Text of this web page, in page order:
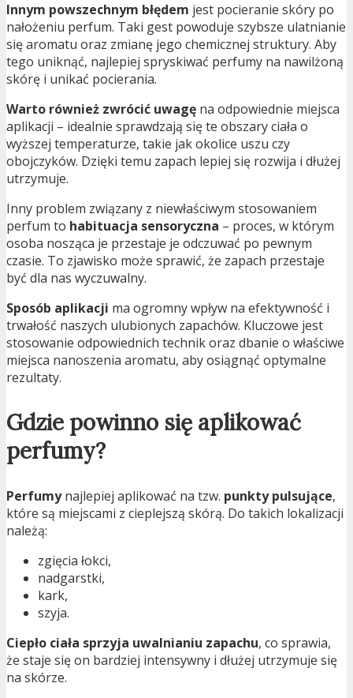
Innym powszechnym błędem jest pocieranie skóry po
nałożeniu perfum. Taki gest powoduje szybsze ulatnianie
się aromatu oraz zmianę jego chemicznej struktury. Aby
tego uniknąć, najlepiej spryskiwać perfumy na nawilżoną
skórę i unikać pocierania.
Warto również zwrócić uwagę na odpowiednie miejsca
aplikacji – idealnie sprawdzają się te obszary ciała o
wyższej temperaturze, takie jak okolice uszu czy
obojczyków. Dzięki temu zapach lepiej się rozwija i dłużej
utrzymuje.
Inny problem związany z niewłaściwym stosowaniem
perfum to habituacja sensoryczna – proces, w którym
osoba nosząca je przestaje je odczuwać po pewnym
czasie. To zjawisko może sprawić, że zapach przestaje
być dla nas wyczuwalny.
Sposób aplikacji ma ogromny wpływ na efektywność i
trwałość naszych ulubionych zapachów. Kluczowe jest
stosowanie odpowiednich technik oraz dbanie o właściwe
miejsca nanoszenia aromatu, aby osiągnąć optymalne
rezultaty.
Gdzie powinno się aplikować
perfumy?
Perfumynajlepiej aplikować na tzw. punkty pulsujące,
które są miejscami z cieplejszą skórą. Do takich lokalizacji
należą:
zgięcia łokci,
nadgarstki,
kark,
szyja.
Ciepło ciała sprzyja uwalnianiu zapachu, co sprawia,
że staje się on bardziej intensywny i dłużej utrzymuje się
na skórze.